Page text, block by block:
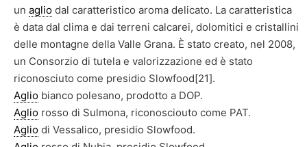
un aglio dal caratteristico aroma delicato. La caratteristica
è data dal clima e dai terreni calcarei, dolomitici e cristallini
delle montagne della Valle Grana. È stato creato, nel 2008,
un Consorzio di tutela e valorizzazione ed è stato
riconosciuto come presidio Slowfood[21].
Aglio bianco polesano, prodotto a DOP.
Aglio rosso di Sulmona, riconosciouto come PAT.
Aglio di Vessalico, presidio Slowfood.